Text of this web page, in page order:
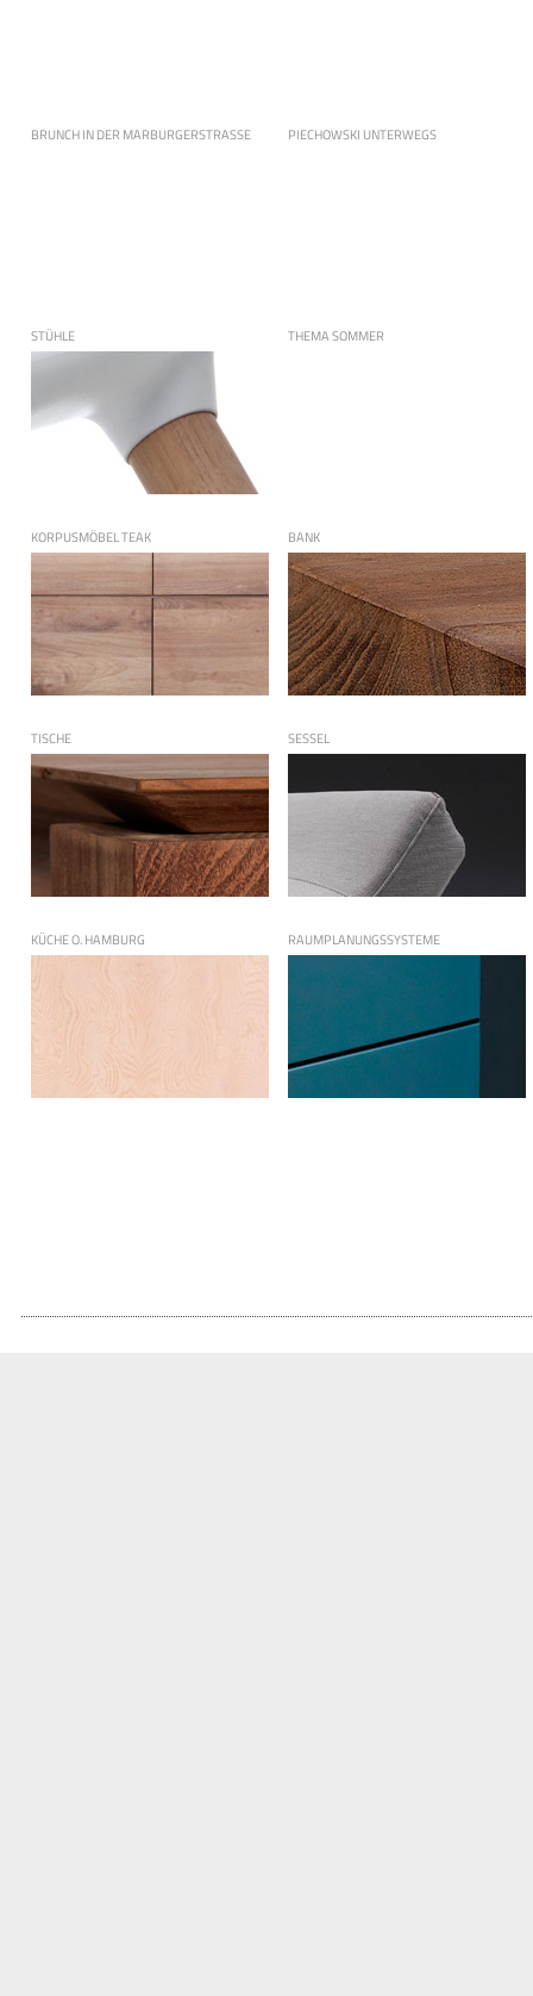
BRUNCH IN DER MARBURGERSTRASSE PIECHOWSKI UNTERWEGS
STÜHLE THEMA SOMMER
KORPUSMÖBEL TEAK BANK
TISCHE SESSEL
KÜCHE O. HAMBURG RAUMPLANUNGSSYSTEME